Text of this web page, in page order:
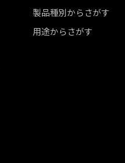
製品種別からさがす
用途からさがす